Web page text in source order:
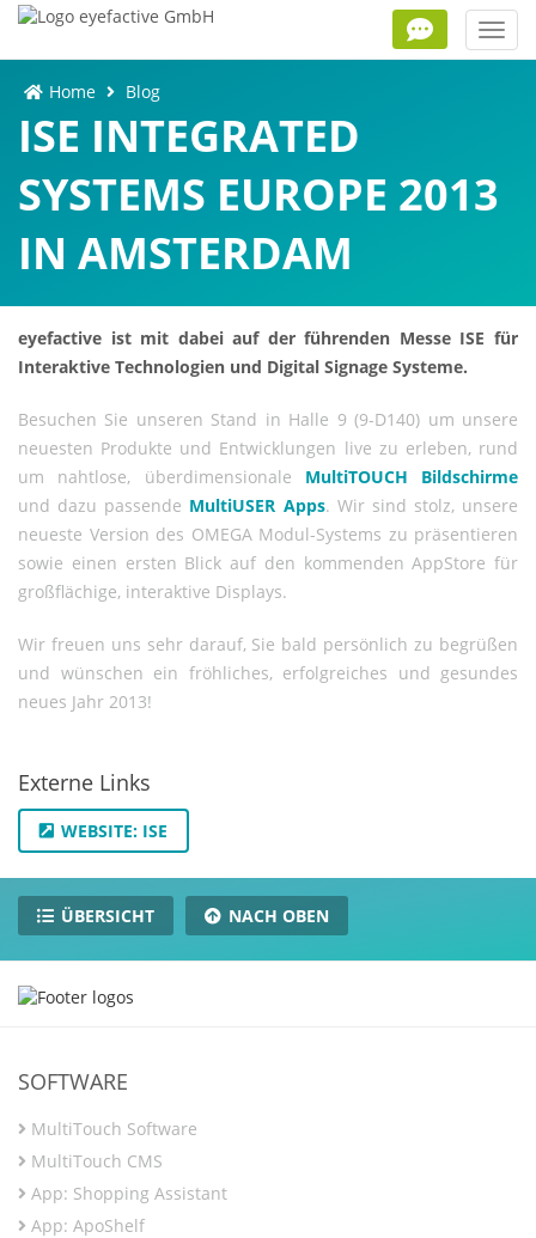
Home
Blog
ISE INTEGRATED
SYSTEMS EUROPE 2013
IN AMSTERDAM
eyefactive ist mit dabei auf der führenden Messe ISE für
Interaktive Technologien und Digital Signage Systeme.
Besuchen Sie unseren Stand in Halle 9 (9-D140) um unsere
neuesten Produkte und Entwicklungen live zu erleben, rund
um nahtlose, überdimensionale MultiTOUCH Bildschirme
und dazu passende MultiUSER Apps. Wir sind stolz, unsere
neueste Version des OMEGA Modul-Systems zu präsentieren
sowie einen ersten Blick auf den kommenden AppStore für
großflächige, interaktive Displays.
Wir freuen uns sehr darauf, Sie bald persönlich zu begrüßen
und wünschen ein fröhliches, erfolgreiches und gesundes
neues Jahr 2013!
Externe Links
WEBSITE: ISE
ÜBERSICHT NACH OBEN
SOFTWARE
MultiTouch Software
MultiTouch CMS
App: Shopping Assistant
App: ApoShelf